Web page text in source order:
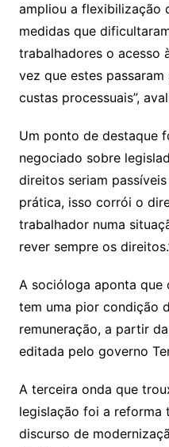
ampliou a flexibilização
medidas que
trabalhadores o acesso
vez que estes
custas processuais”,
Um ponto de destaque
negociado sobre
direitos seriam
prática, isso corrói o
trabalhador numa
rever sempre os
A socióloga aponta
tem uma pior condição
remuneração, a partir
editada pelo governo
A terceira onda que
legislação foi a reforma
discurso de